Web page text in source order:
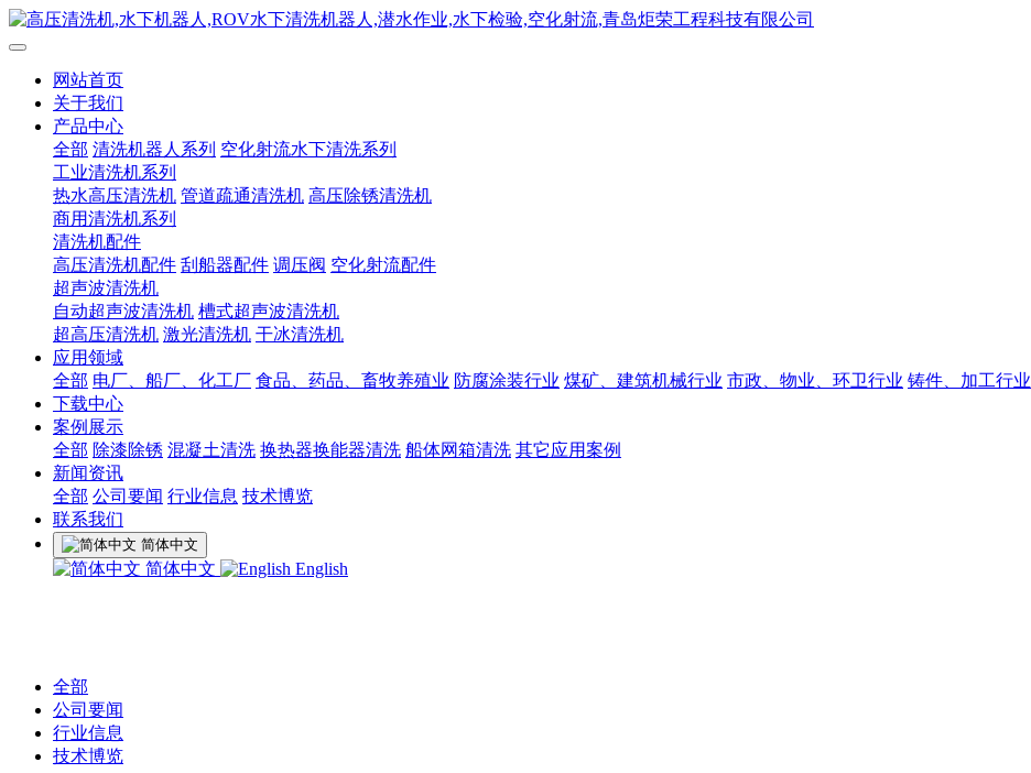
网站首页
关于我们
产品中心
全部 清洗机器人系列 空化射流水下清洗系列
工业清洗机系列
热水高压清洗机 管道疏通清洗机 高压除锈清洗机
商用清洗机系列
清洗机配件
高压清洗机配件 刮船器配件 调压阀 空化射流配件
超声波清洗机
自动超声波清洗机 槽式超声波清洗机
超高压清洗机 激光清洗机 干冰清洗机
应用领域
全部 电厂、船厂、化工厂 食品、药品、畜牧养殖业 防腐涂装行业 煤矿、建筑机械行业 市政、物业、环卫行业 铸件、加工行业
下载中心
案例展示
全部 除漆除锈 混凝土清洗 换热器换能器清洗 船体网箱清洗 其它应用案例
新闻资讯
全部 公司要闻 行业信息 技术博览
联系我们
简体中文
简体中文 English
全部
公司要闻
行业信息
技术博览